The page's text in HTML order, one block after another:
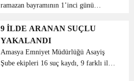
ramazan bayramının 1’inci günü
Sultan Beyazıt Camiindeki bayram
namazı sonrası camii cemaatiyle
bayramlaşan Başkan Sarı ve protok...
9 İLDE ARANAN SUÇLU
YAKALANDI
Amasya Emniyet Müdürlüğü Asayiş
Şube ekipleri 16 suç kaydı, 9 farklı ilde